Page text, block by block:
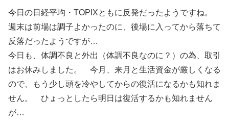
今日の日経平均・TOPIXともに反発だったようですね。
週末は前場は調子よかったのに、後場に入ってから落ちて
反落だったようですが…
今日も、体調不良と外出（体調不良なのに？）の為、取引
はお休みしました。 今月、来月と生活資金が厳しくなる
ので、もう少し頭を冷やしてからの復活になるかも知れま
せん。 ひょっとしたら明日は復活するかも知れません
が…